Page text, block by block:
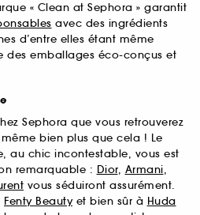
« Clean at Sephora » garantit
avec des ingrédients
d’entre elles étant même
des emballages éco-conçus et
Sephora que vous retrouverez
bien plus que cela ! Le
au chic incontestable, vous est
remarquable : Dior, Armani,
vous séduiront assurément.
Fenty Beautyet bien sûr à Huda